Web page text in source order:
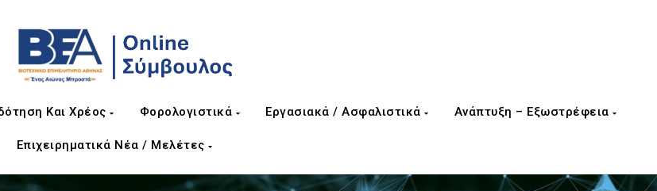
Και Χρέος Φορολογιστικά Εργασιακά / Ασφαλιστικά Ανάπτυξη – Εξωστρέφεια
Επιχειρηματικά Νέα / Μελέτες